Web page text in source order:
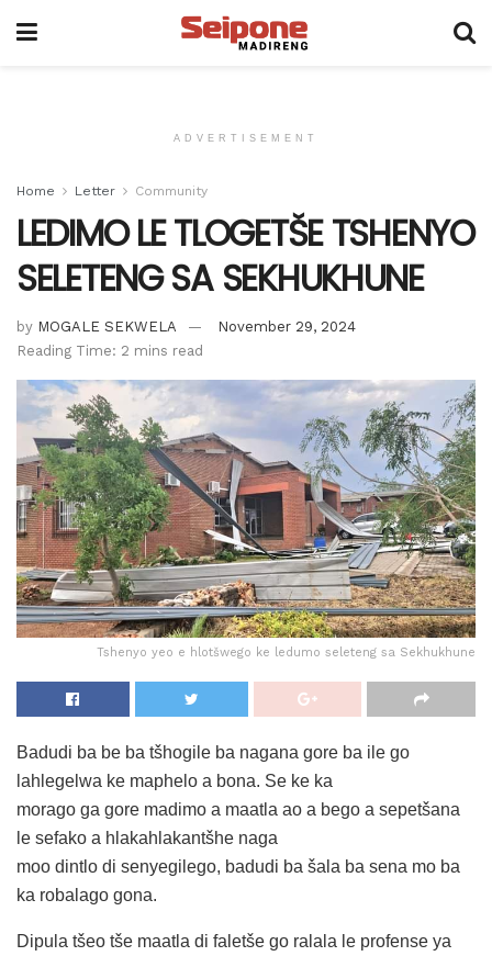
ADVERTISEMENT
Home Letter Community
LEDIMO LE TLOGETŠE TSHENYO
SELETENG SA SEKHUKHUNE
by MOGALE SEKWELA
November 29, 2024
Reading Time: 2 mins read
Tshenyo yeo e hlotšwego ke ledumo seleteng sa Sekhukhune
Badudi ba be ba tšhogile ba nagana gore ba ile go
lahlegelwa ke maphelo a bona. Se ke ka
morago ga gore madimo a maatla ao a bego a sepetšana
le sefako a hlakahlakantšhe naga
moo dintlo di senyegilego, badudi ba šala ba sena mo ba
ka robalago gona.
Dipula tšeo tše maatla di faletše go ralala le profense ya